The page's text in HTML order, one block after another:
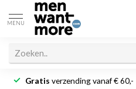
MENU
Gratis verzending vanaf € 60,-